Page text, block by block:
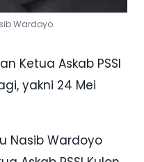
Wardoyo.
Ketua Askab PSSI
yakni 24 Mei
Nasib Wardoyo